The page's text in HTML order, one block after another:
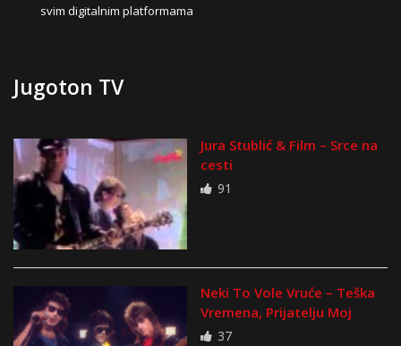
svim digitalnim platformama
Jugoton TV
Jura Stublić & Film – Srce na
cesti
91
Neki To Vole Vruće – Teška
Vremena, Prijatelju Moj
37